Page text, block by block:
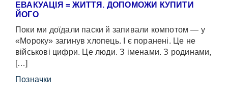
ЕВАКУАЦІЯ = ЖИТТЯ. ДОПОМОЖИ КУПИТИ
ЙОГО
Поки ми доїдали паски й запивали компотом — у
«Мороку» загинув хлопець. І є поранені. Це не
військові цифри. Це люди. З іменами. З родинами,
[…]
Позначки